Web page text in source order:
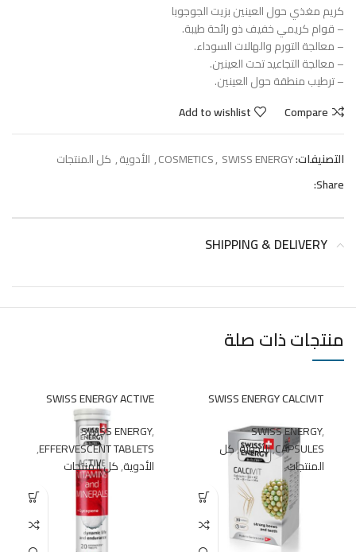
كريم مغذي حول العينين بزيت الجوجوبا
– قوام كريمي خفيف ذو رائحة طيبة.
– معالجة التورم والهالات السوداء.
– معالجة التجاعيد تحت العينين.
– ترطيب منطقة حول العينين.
Compare
Add to wishlist
التصنيفات: COSMETICS, SWISS ENERGY
, الأدوية, كل المنتجات
Share:
SHIPPING & DELIVERY
منتجات ذات صلة
SWISS ENERGY CALCIVIT
SWISS ENERGY,
CAPSULES
,الأدوية,كل
المنتجات
SWISS ENERGY ACTIVE
SWISS ENERGY,
EFFERVESCENT TABLETS
,
الأدوية,كل المنتجات